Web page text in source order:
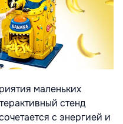
маленьких
стенд
с энергией и